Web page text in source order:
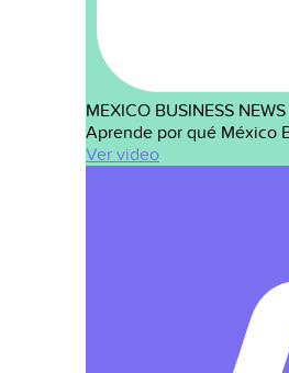
MEXICO BUSINESS NEWS
Aprende por qué México
Ver video